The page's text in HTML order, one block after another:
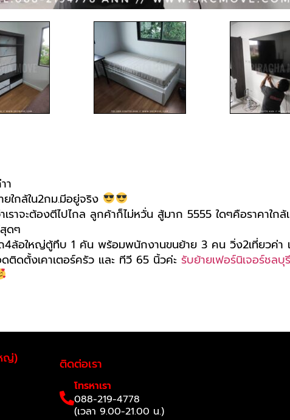
า
ใกล้ใน2กม.มีอยู่จริง
ราจะต้องตีไปไกล ลูกค้าก็ไม่หวั่น สู้มาก 5555 ใดๆคือราคาใก
ดๆ
4ล้อใหญ่ตู้ทึบ 1 คัน พร้อมพนักงานขนย้าย 3 คน วิ่ง2เที่ยวค่า
ติดตั้งเคาเตอร์ครัว และ ทีวี 65 นิ้วค่ะ รับย้ายเฟอร์นิเจอร์ชลบุรี
ญ่) ติดต่อเรา
โทรหาเรา
088-219-4778
(เวลา 9.00-21.00 น.)